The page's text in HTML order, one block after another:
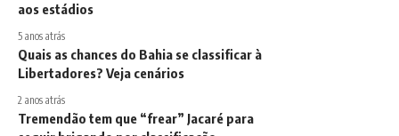
aos estádios
5 anos atrás
Quais as chances do Bahia se classificar à
Libertadores? Veja cenários
2 anos atrás
Tremendão tem que “frear” Jacaré para